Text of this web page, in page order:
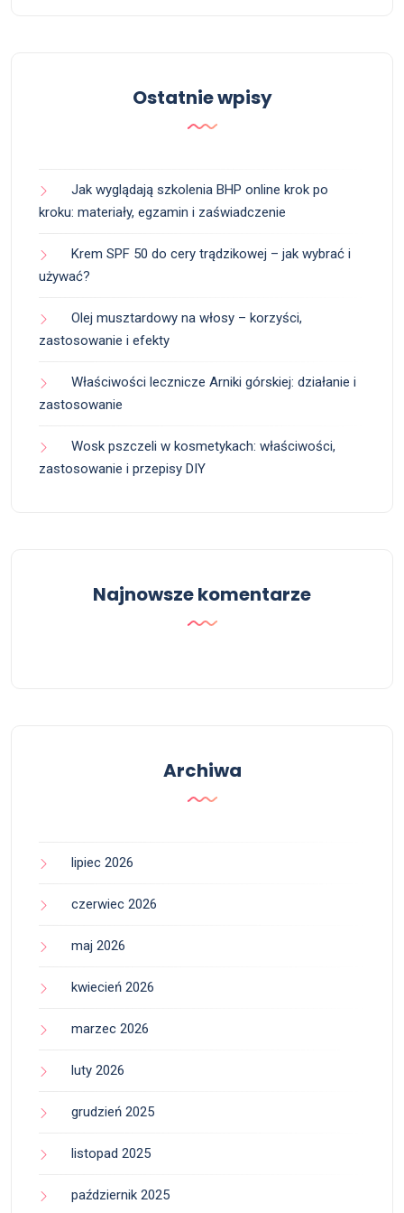
Ostatnie wpisy
Jak wyglądają szkolenia BHP online krok po
kroku: materiały, egzamin i zaświadczenie
Krem SPF 50 do cery trądzikowej – jak wybrać i
używać?
Olej musztardowy na włosy – korzyści,
zastosowanie i efekty
Właściwości lecznicze Arniki górskiej: działanie i
zastosowanie
Wosk pszczeli w kosmetykach: właściwości,
zastosowanie i przepisy DIY
Najnowsze komentarze
Archiwa
lipiec 2026
czerwiec 2026
maj 2026
kwiecień 2026
marzec 2026
luty 2026
grudzień 2025
listopad 2025
październik 2025